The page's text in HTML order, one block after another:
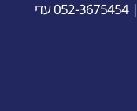
|052-3675454 עדי